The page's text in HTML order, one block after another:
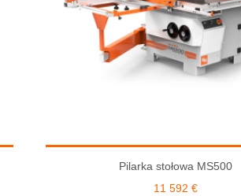
Pilarka stołowa MS500
11 592€